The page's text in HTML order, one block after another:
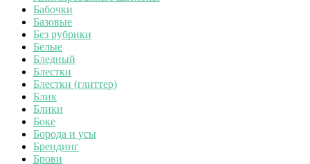
Бабочки
Базовые
Без рубрики
Белые
Бледный
Блестки
Блестки (глиттер)
Блик
Блики
Боке
Борода и усы
Брендинг
Брови